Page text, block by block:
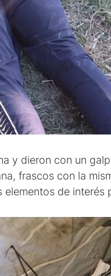
y dieron con un
frascos con la
de interés